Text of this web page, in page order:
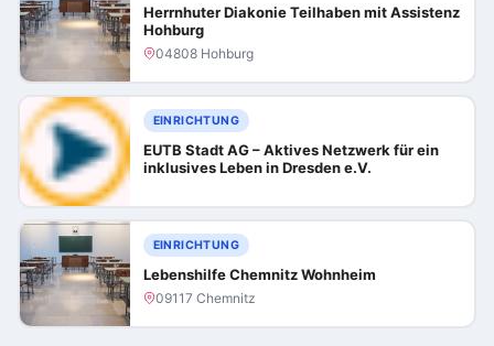
Herrnhuter Diakonie Teilhaben mit Assistenz
Hohburg
04808 Hohburg
EINRICHTUNG
EUTB Stadt AG – Aktives Netzwerk für ein
inklusives Leben in Dresden e.V.
EINRICHTUNG
Lebenshilfe Chemnitz Wohnheim
09117 Chemnitz